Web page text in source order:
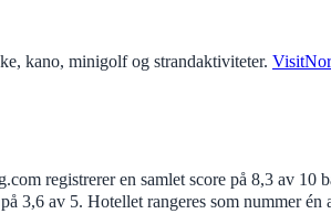
kano, minigolf og strandaktiviteter.
registrerer en samlet score på 8,3 av
3,6 av 5. Hotellet rangeres som nummer